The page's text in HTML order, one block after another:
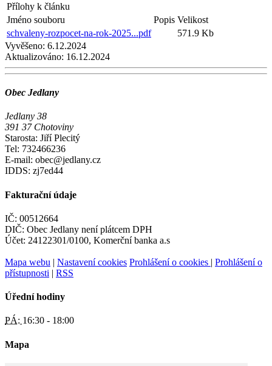
Přílohy k článku
Jméno souboru
Popis Velikost
schvaleny-rozpocet-na-rok-2025...pdf
571.9 Kb
Vyvěšeno: 6.12.2024
Aktualizováno: 16.12.2024
Obec Jedlany
Jedlany 38
391 37 Chotoviny
Starosta: Jiří Plecitý
Tel: 732466236
E-mail: obec@jedlany.cz
IDDS: zj7ed44
Fakturační údaje
IČ: 00512664
DIČ: Obec Jedlany není plátcem DPH
Účet: 24122301/0100, Komerční banka a.s
Mapa webu | Nastavení cookies Prohlášení o cookies | Prohlášení o
přístupnosti | RSS
Úřední hodiny
PÁ: 16:30 - 18:00
Mapa